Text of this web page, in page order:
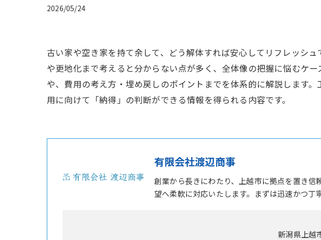
2026/05/24
古い家や空き家を持て余して、どう解体すれば安心してリフレッシ
や更地化まで考えると分からない点が多く、全体像の把握に悩むケ
や、費用の考え方・埋め戻しのポイントまでを体系的に解説します
用に向けて「納得」の判断ができる情報を得られる内容です。
有限会社渡辺商事
創業から長きにわたり、上越市に拠点を置き
望へ柔軟に対応いたします。まずは迅速かつ丁
新潟県上越